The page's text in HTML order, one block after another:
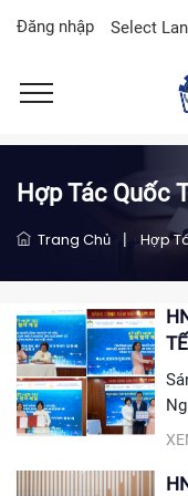
Đăng nhập Select
Hợp Tác Quốc
Trang Chủ | Hợp